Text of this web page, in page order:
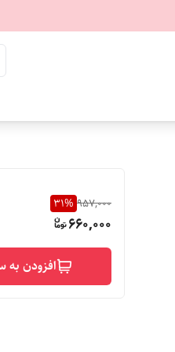
957,000
31%
660,000
افزودن به